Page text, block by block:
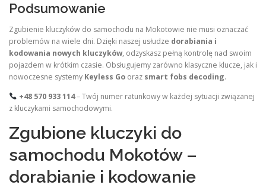
Podsumowanie
Zgubienie kluczyków do samochodu na Mokotowie nie musi oznaczać
problemów na wiele dni. Dzięki naszej usłudze dorabiania i
kodowania nowych kluczyków, odzyskasz pełną kontrolę nad swoim
pojazdem w krótkim czasie. Obsługujemy zarówno klasyczne klucze, jak i
nowoczesne systemy Keyless Go oraz smart fobs decoding.
+48 570 933 114– Twój numer ratunkowy w każdej sytuacji związanej
z kluczykami samochodowymi.
Zgubione kluczyki do
samochodu Mokotów –
dorabianie i kodowanie